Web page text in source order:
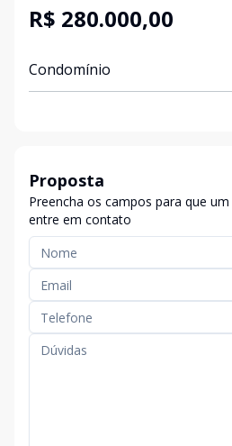
R$ 280.000,00
Condomínio
Proposta
Preencha os campos para que
entre em contato